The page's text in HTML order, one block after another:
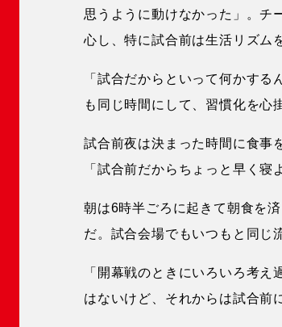
思うように動けなかった」。チ
心し、特に試合前は生活リズム
「試合だからといって何かす
も同じ時間にして、習慣化を心
試合前夜は決まった時間に食事
「試合前だからちょっと早く
朝は6時半ごろに起きて朝食を
だ。試合会場でもいつもと同じ
「開幕戦のときにいろいろ考
はないけど、それからは試合前